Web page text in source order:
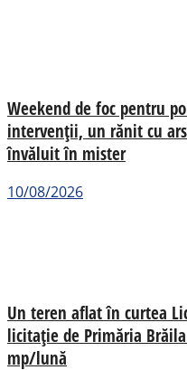
Weekend de foc pentru
intervenții, un rănit cu
învăluit în mister
10/08/2026
Un teren aflat în curtea
licitație de Primăria
mp/lună